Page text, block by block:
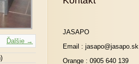
Ďalšie →
JASAPO
Email : jasapo@jasapo.sk
Orange : 0905 640 139